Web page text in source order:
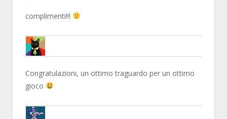
complimenti!!!
MARTY87
Congratulazioni, un ottimo traguardo per un ottimo
gioco